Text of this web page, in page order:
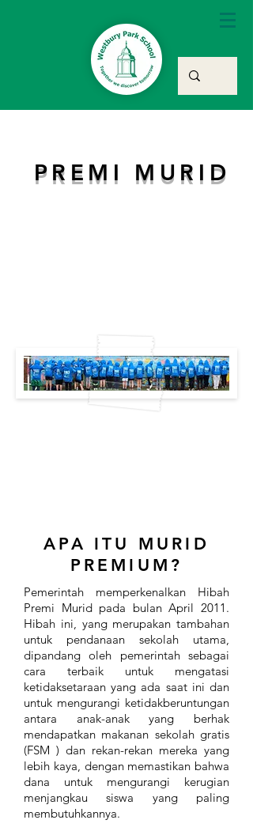
PREMI MURID
APA ITU MURID
PREMIUM?
Pemerintah memperkenalkan Hibah
Premi Murid pada bulan April 2011.
Hibah ini, yang merupakan tambahan
untuk pendanaan sekolah utama,
dipandang oleh pemerintah sebagai
cara terbaik untuk mengatasi
ketidaksetaraan yang ada saat ini dan
untuk mengurangi ketidakberuntungan
antara anak-anak yang berhak
mendapatkan makanan sekolah gratis
(FSM ) dan rekan-rekan mereka yang
lebih kaya, dengan memastikan bahwa
dana untuk mengurangi kerugian
menjangkau siswa yang paling
membutuhkannya.